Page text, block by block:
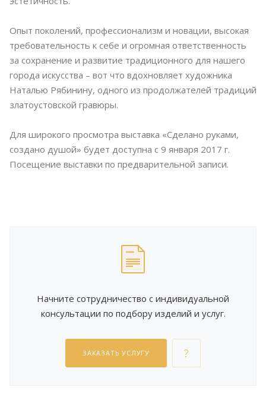
Опыт поколений, профессионализм и новации, высокая
требовательность к себе и огромная ответственность
за сохранение и развитие традиционного для нашего
города искусства – вот что вдохновляет художника
Наталью Рябинину, одного из продолжателей традиций
златоустовской гравюры.
Для широкого просмотра выставка «Сделано руками,
создано душой» будет доступна с 9 января 2017 г.
Посещение выставки по предварительной записи.
Начните сотрудничество с индивидуальной
консультации по подбору изделий и услуг.
ЗАКАЗАТЬ УСЛУГУ